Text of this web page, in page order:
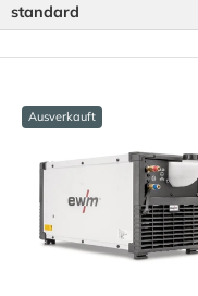
standard
Ausverkauft